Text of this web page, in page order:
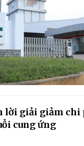
lời giải giảm
cung ứng